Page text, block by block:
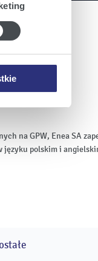
Państwa
jednak
na GPW, Enea SA
polskim i